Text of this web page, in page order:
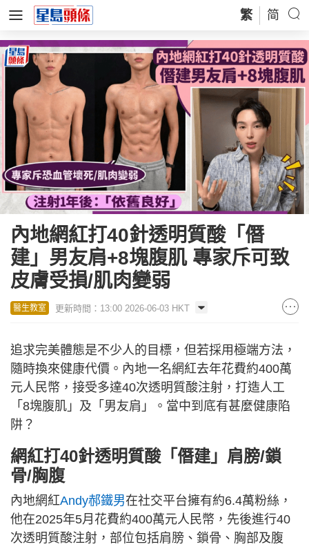
繁 简
內地網紅打40針透明質酸「僭
建」男友肩+8塊腹肌 專家斥可致
皮膚受損/肌肉變弱
醫生教室 更新時間：13:00 2026-06-03 HKT
追求完美體態是不少人的目標，但若採用極端方法，
隨時換來健康代價。內地一名網紅去年花費約400萬
元人民幣，接受多達40次透明質酸注射，打造人工
「8塊腹肌」及「男友肩」。當中到底有甚麼健康陷
阱？
網紅打40針透明質酸「僭建」肩膀/鎖
骨/胸腹
內地網紅Andy郝鐵男在社交平台擁有約6.4萬粉絲，
他在2025年5月花費約400萬元人民幣，先後進行40
次透明質酸注射，部位包括肩膀、鎖骨、胸部及腹